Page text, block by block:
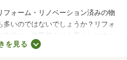
ォーム・リノベーション済みの物
いのではないでしょうか？リフォ
物件は、施工前よりも暮らしやすく
住みやすさを感じられる最良の物件
を見る